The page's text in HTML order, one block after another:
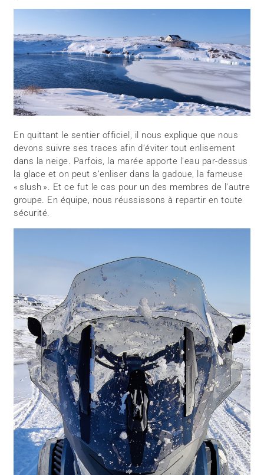
En quittant le sentier officiel, il nous explique que nous
devons suivre ses traces afin d’éviter tout enlisement
dans la neige. Parfois, la marée apporte l’eau par-dessus
la glace et on peut s’enliser dans la gadoue, la fameuse
« slush ». Et ce fut le cas pour un des membres de l’autre
groupe. En équipe, nous réussissons à repartir en toute
sécurité.